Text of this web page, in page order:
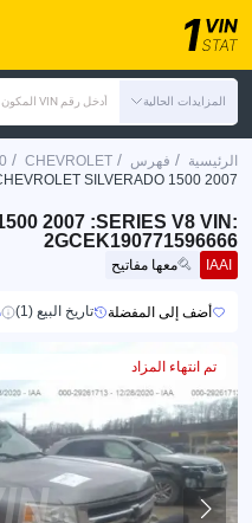
المزايدات الحالية أدخل رقم VIN المكون من 17 رقمًا ، أو LOT أو Make Model Year
الرئيسية / فهرس /
CHEVROLET
/
SILVERADO 1500 2007
2007 :SERIES V8 VIN:
2GCEK190771596666
IAAI معها مفاتيح
أضف إلى المفضلة تاريخ البيع (1)
تم انتهاء المزاد